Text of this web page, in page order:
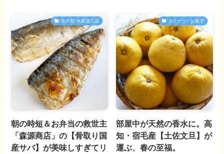
魚介類･水産加工品
朝の時短＆お弁当の救世主
「森源商店」の【骨取り国
産サバ】が美味しすぎてリ
スイーツ・お菓子
部屋中が天然の香水に。高
知・宿毛産【土佐文旦】が
運ぶ、春の至福。